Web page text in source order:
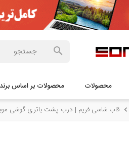
محصولات محصولات بر اساس
قاب شاسی فریم | درب پشت باتری گوشی